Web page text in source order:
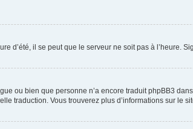
d’été, il se peut que le serveur ne soit pas à l’heure.
ou bien que personne n’a encore traduit phpBB3
traduction. Vous trouverez plus d’informations sur le